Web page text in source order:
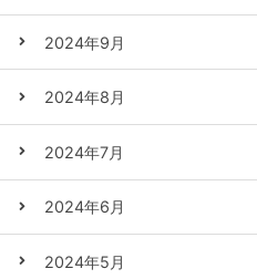
2024年9月
2024年8月
2024年7月
2024年6月
2024年5月